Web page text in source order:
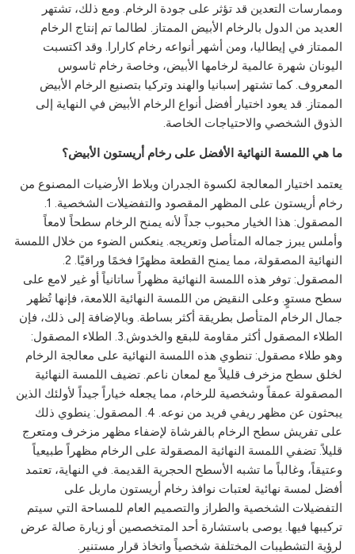
وممارسات التعدين قد تؤثر على جودة الرخام. ومع ذلك، تشتهر
العديد من الدول بالرخام الأبيض الممتاز. لطالما تم إنتاج الرخام
الممتاز في إيطاليا، ومن أشهر أنواعه رخام كارارا. وقد اكتسبت
اليونان شهرة عالمية لرخامها الأبيض، وخاصة رخام ثاسوس
المعروف. كما تشتهر إسبانيا والهند وتركيا بتصنيع الرخام الأبيض
الممتاز. قد يعود اختيار أفضل أنواع الرخام الأبيض في النهاية إلى
الذوق الشخصي والاحتياجات الخاصة.
ما هي اللمسة النهائية الأفضل على رخام أريستون الأبيض؟
يعتمد اختيار المعالجة لكسوة الجدران وبلاط الأرضيات المصنوع من
رخام أريستون على المظهر المقصود والتفضيلات الشخصية. 1.
المصقول: هذا الخيار محبوب جداً لأنه يمنح الرخام سطحاً لامعاً
وأملس يبرز جماله المتأصل وتعريجه. ينعكس الضوء من خلال اللمسة
النهائية المصقولة، مما يمنح القطعة مظهرًا فخمًا وراقيًا. 2.
المصقول: توفر هذه اللمسة النهائية مظهراً ساتانياً أو غير لامع على
سطح مستوٍ. وعلى النقيض من اللمسة النهائية اللامعة، فإنها تُظهر
جمال الرخام المتأصل بطريقة أكثر بساطة. وبالإضافة إلى ذلك، فإن
الطلاء المصقول أكثر مقاومة للبقع والخدوش.3. الطلاء المصقول:
وهو طلاء مصقول: تنطوي هذه اللمسة النهائية على معالجة الرخام
لخلق سطح مزخرف قليلاً مع لمعان ناعم. تضيف اللمسة النهائية
المصقولة عمقاً وشخصية للرخام، مما يجعله خياراً جيداً لأولئك الذين
يبحثون عن مظهر ريفي فريد من نوعه. 4. المصقول: ينطوي ذلك
على تفريش سطح الرخام بالفرشاة لإضفاء مظهر مزخرف ومتعرج
قليلاً. تضفي اللمسة النهائية المصقولة على الرخام مظهراً طبيعياً
وعتيقاً، وغالباً ما تشبه الأسطح الحجرية القديمة. في النهاية، تعتمد
أفضل لمسة نهائية لعتبات نوافذ رخام أريستون ماربل على
التفضيلات الشخصية والطراز والتصميم العام للمساحة التي سيتم
تركيبها فيها. يوصى باستشارة أحد المتخصصين أو زيارة صالة عرض
لرؤية التشطيبات المختلفة شخصياً واتخاذ قرار مستنير.